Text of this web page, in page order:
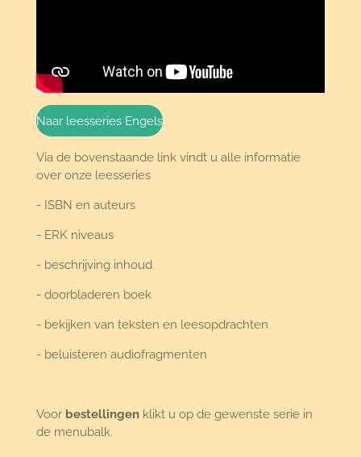
Naar leesseries Engels
Via de bovenstaande link vindt u alle informatie
over onze leesseries
- ISBN en auteurs
- ERK niveaus
- beschrijving inhoud
- doorbladeren boek
- bekijken van teksten en leesopdrachten
- beluisteren audiofragmenten
Voor bestellingenklikt u op de gewenste serie in
de menubalk.